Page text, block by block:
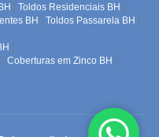
Toldos Residenciais BH
BH
Toldos Passarela BH
Coberturas em Zinco BH